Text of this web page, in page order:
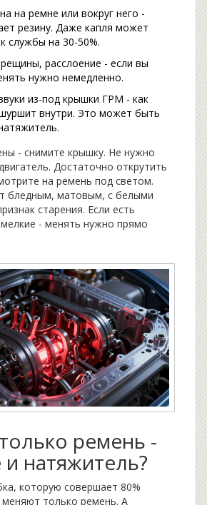
на ремне или вокруг него -
резину. Даже капля может
службы на 30-50%.
расслоение - если вы
нужно немедленно.
из-под крышки ГРМ - как
внутри. Это может быть
- снимите крышку. Не нужно
Достаточно открутить
на ремень под светом.
бледным, матовым, с белыми
старения. Если есть
- менять нужно прямо
ремень -
натяжитель?
которую совершает 80%
только ремень. А